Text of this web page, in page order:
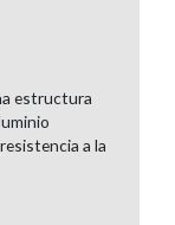
estructura
a la